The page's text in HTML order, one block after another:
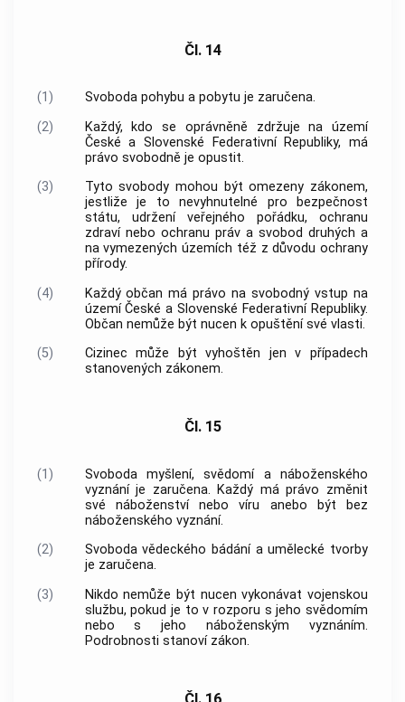
Čl. 14
(1)
Svoboda pohybu a pobytu je zaručena.
(2)
Každý, kdo se oprávněně zdržuje na území
České a Slovenské Federativní Republiky, má
právo svobodně je opustit.
(3)
Tyto svobody mohou být omezeny zákonem,
jestliže je to nevyhnutelné pro bezpečnost
státu, udržení veřejného pořádku, ochranu
zdraví nebo ochranu práv a svobod druhých a
na vymezených územích též z důvodu ochrany
přírody.
(4)
Každý občan má právo na svobodný vstup na
území České a Slovenské Federativní Republiky.
Občan nemůže být nucen k opuštění své vlasti.
(5)
Cizinec může být vyhoštěn jen v případech
stanovených zákonem.
Čl. 15
(1)
Svoboda myšlení, svědomí a náboženského
vyznání je zaručena. Každý má právo změnit
své náboženství nebo víru anebo být bez
náboženského vyznání.
(2)
Svoboda vědeckého bádání a umělecké tvorby
je zaručena.
(3)
Nikdo nemůže být nucen vykonávat vojenskou
službu, pokud je to v rozporu s jeho svědomím
nebo s jeho náboženským vyznáním.
Podrobnosti stanoví zákon.
Čl. 16